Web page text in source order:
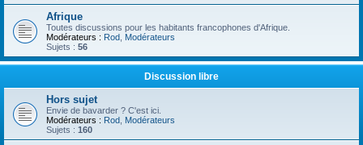
Afrique
Toutes discussions pour les habitants francophones d'Afrique.
Modérateurs : Rod Modérateurs
Sujets : 56
Discussion libre
Hors sujet
Envie de bavarder ? C'est ici.
Modérateurs : Rod Modérateurs
Sujets : 160